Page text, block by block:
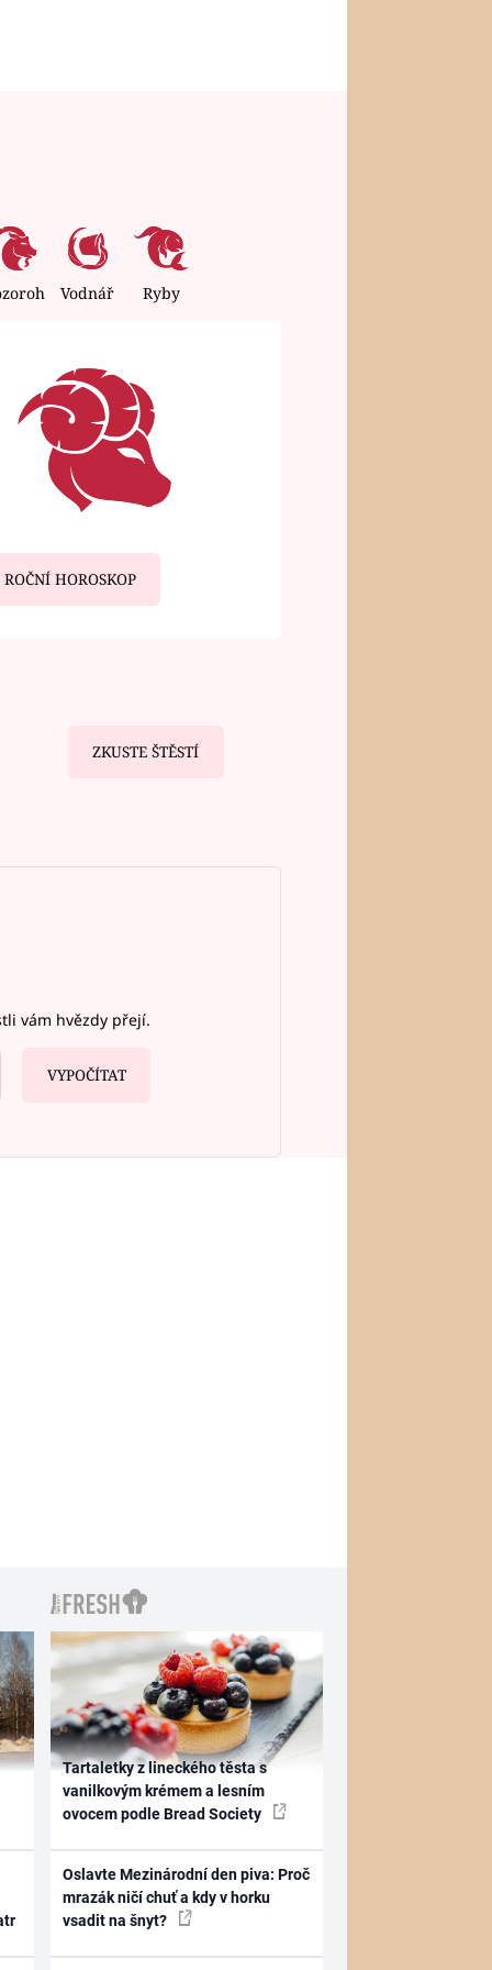
Vodnář Ryby
ROČNÍ HOROSKOP
ZKUSTE ŠTĚSTÍ
vám hvězdy přejí.
VYPOČÍTAT
Tartaletky z lineckého těsta s
vanilkovým krémem a lesním
ovocem podle Bread Society
Oslavte Mezinárodní den piva: Proč
mrazák ničí chuť a kdy v horku
vsadit na šnyt?